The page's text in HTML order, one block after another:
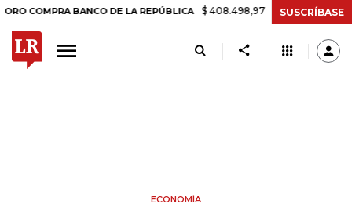
BANCO DE LA REPÚBLICA $ 408.498,97 +$ 8.753,81 +2,19%
SUSCRÍBASE
ECONOMÍA